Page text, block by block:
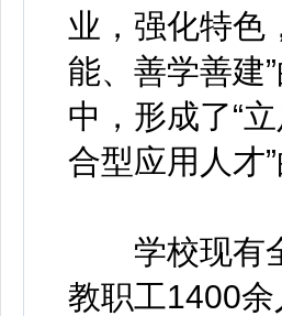
业，强化特色
能、善学善建
中，形成了“
合型应用人才”
学校现有全
教职工1400